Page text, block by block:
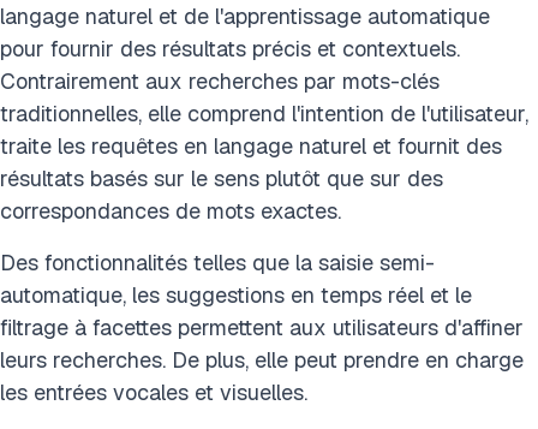
langage naturel et de l'apprentissage automatique
pour fournir des résultats précis et contextuels.
Contrairement aux recherches par mots-clés
traditionnelles, elle comprend l'intention de l'utilisateur,
traite les requêtes en langage naturel et fournit des
résultats basés sur le sens plutôt que sur des
correspondances de mots exactes.
Des fonctionnalités telles que la saisie semi-
automatique, les suggestions en temps réel et le
filtrage à facettes permettent aux utilisateurs d'affiner
leurs recherches. De plus, elle peut prendre en charge
les entrées vocales et visuelles.